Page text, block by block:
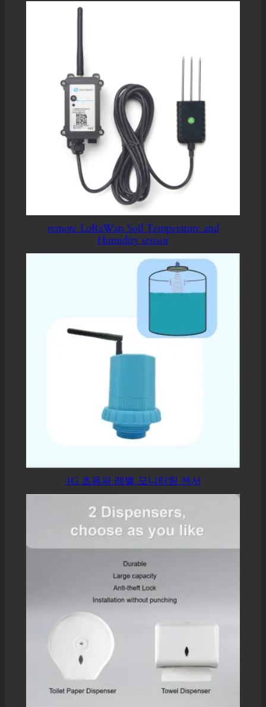
remote LoRaWan Soil Temperature and
Humidity sensor
4G 초음파 레벨 모니터링 센서